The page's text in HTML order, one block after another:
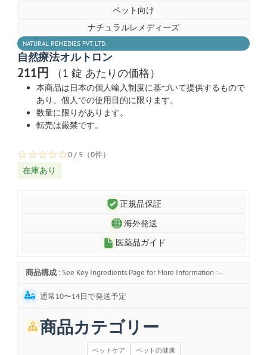
ペット向け
ナチュラルレメディーズ
NATURAL REMEDIES PVT. LTD.
自然療法オルトロン
211円 （1 錠 あたりの価格）
本商品は日本の個人輸入制度に基づいて提供するもので
あり、個人での使用目的に限ります。
数量に限りがあります。
転売は厳禁です。
☆☆☆☆☆0 / 5（0件）
在庫あり
正規品保証
海外発送
医薬品ガイド
商品構成 : See Key Ingredients Page for More Information :--
通常10〜14日で発送予定
商品カテゴリー
ペットケア ペットの健康